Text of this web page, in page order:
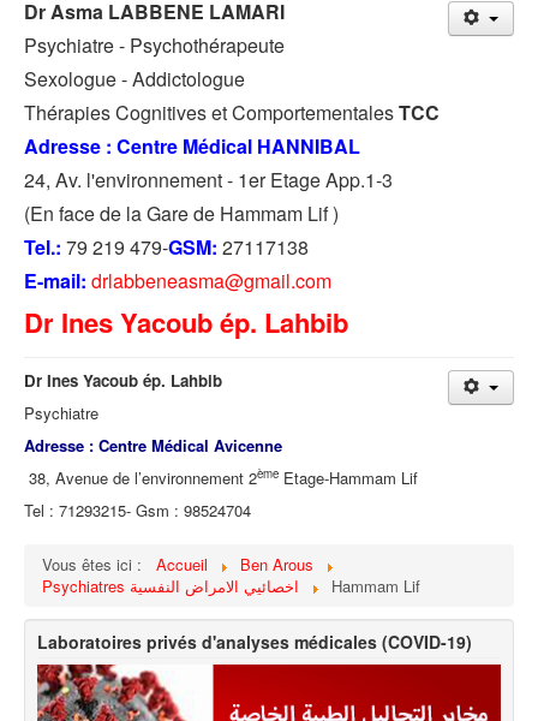
Dr Asma LABBENE LAMARI
Psychiatre - Psychothérapeute
Sexologue - Addictologue
Thérapies Cognitives et ComportementalesTCC
Adresse : Centre Médical HANNIBAL
24, Av. l'environnement - 1er Etage App.1-3
(En face de la Gare de Hammam Lif )
Tel.: 79 219 479-GSM: 27117138
E-mail: drlabbeneasma@gmail.com
Dr Ines Yacoub ép. Lahbib
Dr Ines Yacoub ép. Lahbib
Psychiatre
Adresse : Centre Médical Avicenne
38, Avenue de l’environnement 2ème Etage-Hammam Lif
Tel : 71293215- Gsm : 98524704
Vous êtes ici : Accueil
Ben Arous
Hammam Lif
Laboratoires privés d'analyses médicales (COVID-19)